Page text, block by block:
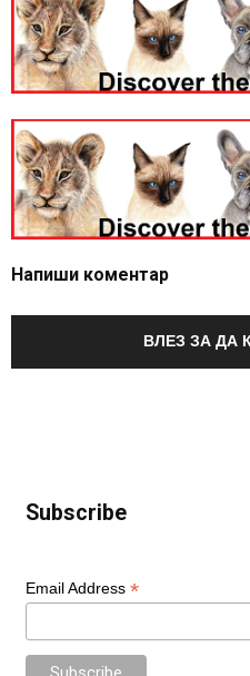
Напиши коментар
ВЛЕЗ ЗА ДА
Subscribe
Email Address *